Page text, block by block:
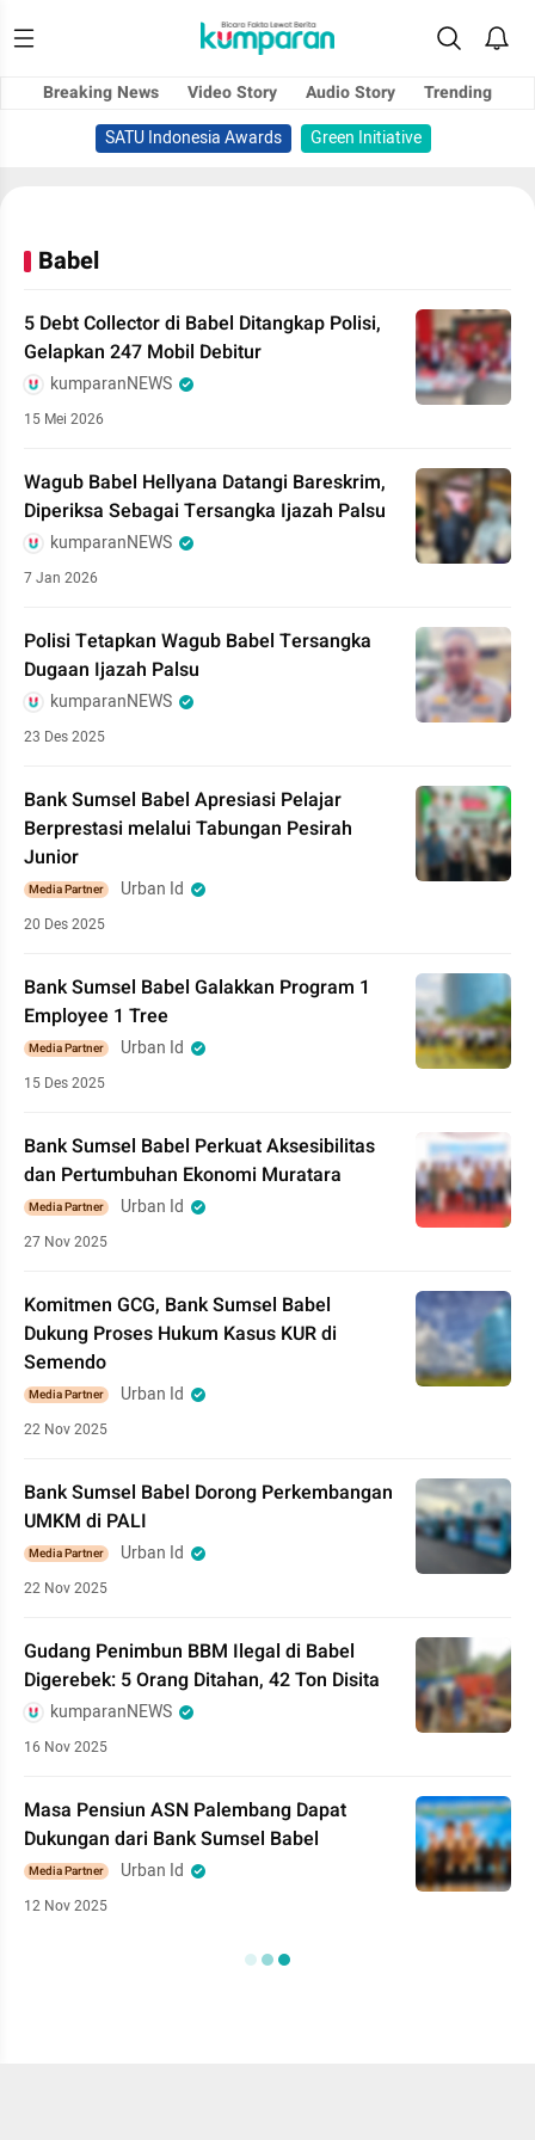
Breaking News Video Story Audio Story
Trending
SATU Indonesia Awards
Green Initiative
Babel
5 Debt Collector di Babel Ditangkap Polisi,
Gelapkan 247 Mobil Debitur
kumparanNEWS
15 Mei 2026
Wagub Babel Hellyana Datangi Bareskrim,
Diperiksa Sebagai Tersangka Ijazah Palsu
kumparanNEWS
7 Jan 2026
Polisi Tetapkan Wagub Babel Tersangka
Dugaan Ijazah Palsu
kumparanNEWS
23 Des 2025
Bank Sumsel Babel Apresiasi Pelajar
Berprestasi melalui Tabungan Pesirah
Junior
Media Partner Urban Id
20 Des 2025
Bank Sumsel Babel Galakkan Program 1
Employee 1 Tree
Media Partner Urban Id
15 Des 2025
Bank Sumsel Babel Perkuat Aksesibilitas
dan Pertumbuhan Ekonomi Muratara
Media Partner Urban Id
27 Nov 2025
Komitmen GCG, Bank Sumsel Babel
Dukung Proses Hukum Kasus KUR di
Semendo
Media Partner Urban Id
22 Nov 2025
Bank Sumsel Babel Dorong Perkembangan
UMKM di PALI
Media Partner Urban Id
22 Nov 2025
Gudang Penimbun BBM Ilegal di Babel
Digerebek: 5 Orang Ditahan, 42 Ton Disita
kumparanNEWS
16 Nov 2025
Masa Pensiun ASN Palembang Dapat
Dukungan dari Bank Sumsel Babel
Media Partner Urban Id
12 Nov 2025